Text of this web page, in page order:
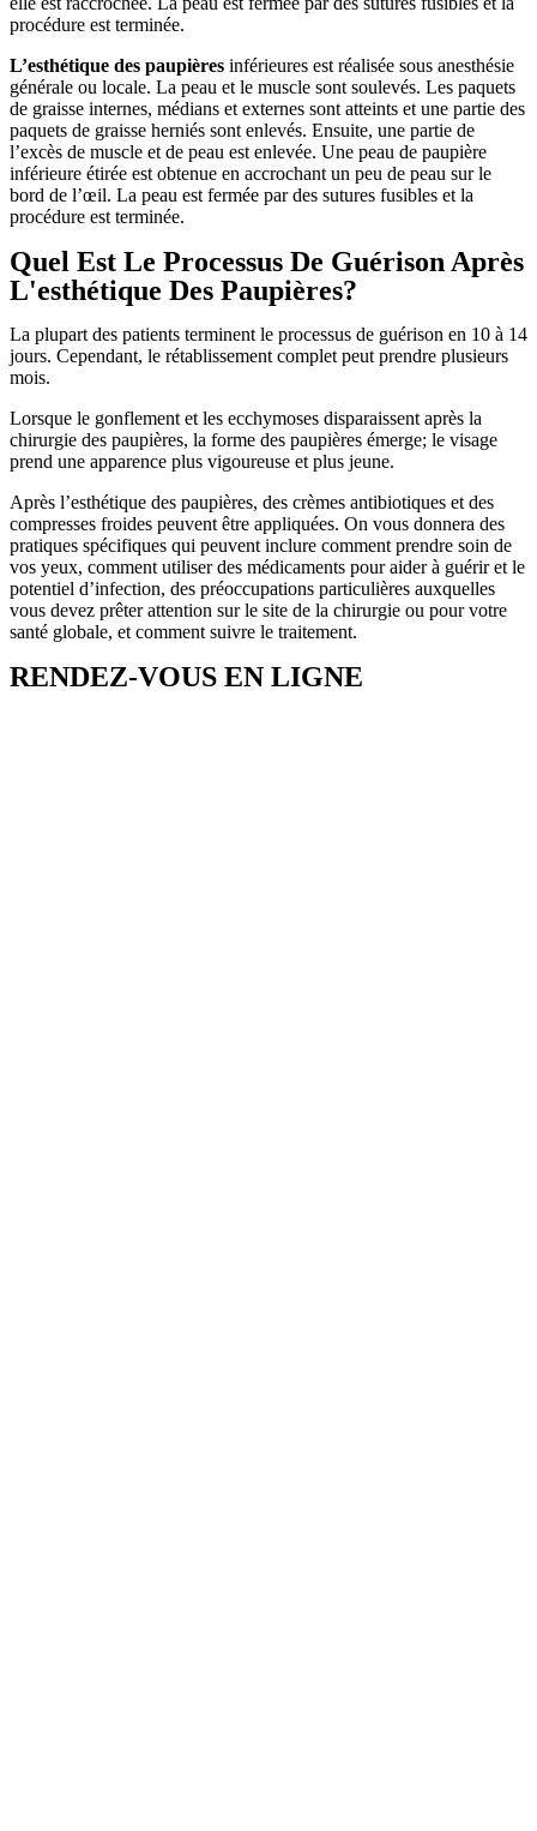
procédure est terminée.
L’esthétique des paupières inférieures est réalisée sous anesthésie
générale ou locale. La peau et le muscle sont soulevés. Les paquets
de graisse internes, médians et externes sont atteints et une partie des
paquets de graisse herniés sont enlevés. Ensuite, une partie de
l’excès de muscle et de peau est enlevée. Une peau de paupière
inférieure étirée est obtenue en accrochant un peu de peau sur le
bord de l’œil. La peau est fermée par des sutures fusibles et la
procédure est terminée.
Quel Est Le Processus De Guérison Après
L'esthétique Des Paupières?
La plupart des patients terminent le processus de guérison en 10 à 14
jours. Cependant, le rétablissement complet peut prendre plusieurs
mois.
Lorsque le gonflement et les ecchymoses disparaissent après la
chirurgie des paupières, la forme des paupières émerge; le visage
prend une apparence plus vigoureuse et plus jeune.
Après l’esthétique des paupières, des crèmes antibiotiques et des
compresses froides peuvent être appliquées. On vous donnera des
pratiques spécifiques qui peuvent inclure comment prendre soin de
vos yeux, comment utiliser des médicaments pour aider à guérir et le
potentiel d’infection, des préoccupations particulières auxquelles
vous devez prêter attention sur le site de la chirurgie ou pour votre
santé globale, et comment suivre le traitement.
RENDEZ-VOUS EN LIGNE